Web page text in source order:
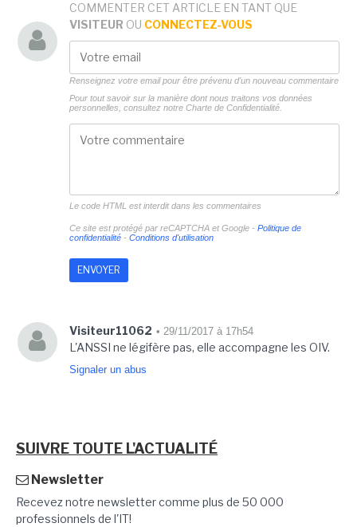
COMMENTER CET ARTICLE EN TANT QUE
VISITEUR OU CONNECTEZ-VOUS
Renseignez votre email pour être prévenu d'un nouveau commentaire
Pour tout savoir sur la manière dont nous traitons vos données
personnelles, consultez notre Charte de Confidentialité.
Le code HTML est interdit dans les commentaires
Ce site est protégé par reCAPTCHA et Google - Politique de
confidentialité- Conditions d'utilisation
Visiteur11062 • 29/11/2017 à 17h54
L'ANSSI ne légifère pas, elle accompagne les OIV.
Signaler un abus
SUIVRE TOUTE L'ACTUALITÉ
Newsletter
Recevez notre newsletter comme plus de 50 000
professionnels de l'IT!